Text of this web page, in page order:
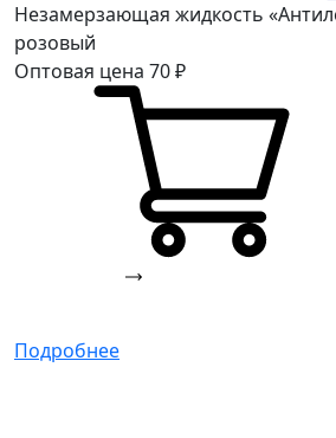
Незамерзающая жидкость
розовый
Оптовая цена 70₽
Подробнее